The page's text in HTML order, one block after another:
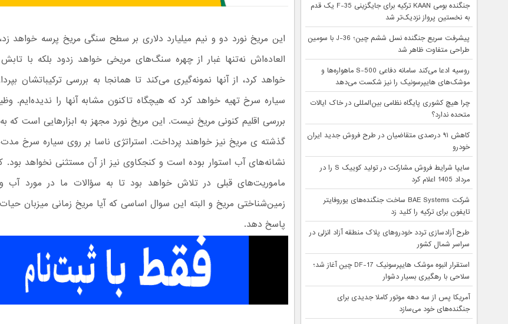
این مریخ نورد دو و نیم میلیارد دلاری بر سطح سنگی مریخ پرسه خواهد زد،
العاده‌اش نه‌تنها غبار از چهره سنگ‌های مریخی خواهد زدود بلکه با تابش
خواهد کرد، از آنها نمونه‌گیری می‌کند تا همانجا به بررسی ترکیباتشان
سیاره سرخ تهیه خواهد کرد که هیچگاه تاکنون مشابه آنها را ندیده‌ایم.
بررسی اقلیم کنونی مریخ نیست. این مریخ نورد مجهز به ابزارهایی است که
گذشته ی مریخ نیز خواهند پرداخت. استراتژی ناسا بر روی سیاره سرخ
نشانه‌های آب استوار بوده است و کنجکاوی نیز از آن مستثنی نخواهد بود.
ماموریت‌های قبلی در تلاش خواهد بود تا به سؤالات ما در مورد
زمین‌شناختی مریخ و البته این سوال اساسی که آیا مریخ زمانی میزبان
پاسخ دهد.
جنگنده بومی KAAN ترکیه برای جایگزینی F-35 یک قدم
به نخستین پرواز نزدیک‌تر شد
پیشرفت سریع جنگنده نسل ششم چین؛ J-36 با سومین
طراحی متفاوت ظاهر شد
روسیه ادعا می‌کند سامانه دفاعی S-500 ماهواره‌ها و
موشک‌های هایپرسونیک را نیز شکست می‌دهد
چرا هیچ کشوری پایگاه نظامی بین‌المللی در خاک ایالات
متحده ندارد؟
کاهش ۹۱ درصدی متقاضیان در طرح فروش جدید ایران
خودرو
سایپا شرایط فروش مشارکت در تولید کوییک S را در
مرداد 1405 اعلام کرد
شرکت BAE Systems ساخت جنگنده‌های یوروفایتر
تایفون برای ترکیه را کلید زد
طرح آزادسازی تردد خودروهای پلاک منطقه آزاد انزلی در
سراسر شمال کشور
استقرار انبوه موشک هایپرسونیک DF-17 چین آغاز شد؛
سلاحی با رهگیری بسیار دشوار
آمریکا پس از سه دهه موتور کاملا جدیدی برای
جنگنده‌های خود می‌سازد